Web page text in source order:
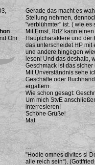
Ohr
Gerade das macht es
Stellung nehmen,
"verblühmter" ist. ( wie
Mit Ernst, RdZ kann
Hauptcharaktere und der
das unterscheidet HP
und andere hingegen
lesen! Und das deshalb,
Geschmack ist das sicher
Mit Unverständnis sehe
Geschäfte oder
ergattern.
Wie schon gesagt:
Um mich StvE
interresieren!
Schöne Grüße!
Mat
---
"Hodie omnes divites si
alle reich sein“).